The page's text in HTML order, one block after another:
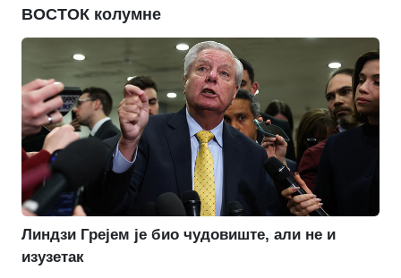
ВОСТОК колумне
Линдзи Грејем је био чудовиште, али не и
изузетак